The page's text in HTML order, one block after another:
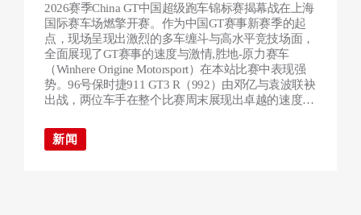
豪取双冠
2026赛季China GT中国超级跑车锦标赛揭幕战在上海
国际赛车场燃擎开赛。作为中国GT赛事新赛季的起
点，现场呈现出激烈的多车缠斗与高水平竞技场面，
全面展现了GT赛事的速度与激情,胜地-原力赛车
（Winhere Origine Motorsport）在本站比赛中表现强
势。96号保时捷911 GT3 R（992）由邓亿与袁波联袂
出战，两位车手在整个比赛周末展现出卓越的速度与
转化为两回合正赛全场冠军，实现“杆位+冠军”的完
美双胜，为车队赢得赛季开门红。与此同时，
新闻